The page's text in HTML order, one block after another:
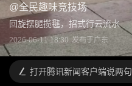
@全民趣味竞技场
回旋摆腿揽毽，招式行云流水
2026-06-11 18:30 发布于广东
打开腾讯新闻客户端说两句